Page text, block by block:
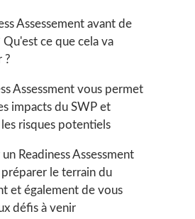
Assessement avant de
Qu'est ce que cela va
?
Assessment vous permet
impacts du SWP et
risques potentiels
Readiness Assessment
le terrain du
et également de vous
défis à venir